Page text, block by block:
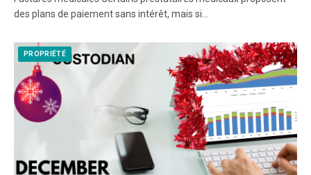
des plans de paiement sans intérêt, mais si…
PROPRIÉTÉ